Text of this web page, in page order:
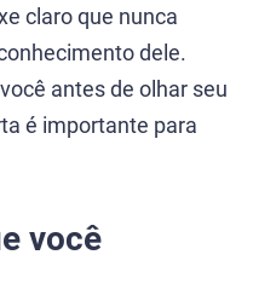
claro que nunca
dele.
antes de olhar seu
é importante para
você